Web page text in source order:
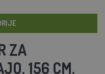
ZA
156 CM,